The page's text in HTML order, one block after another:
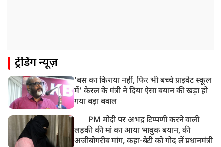
ट्रेंडिंग न्यूज़
'बस का किराया नहीं, फिर भी बच्चे प्राइवेट स्कूल
में' केरल के मंत्री ने दिया ऐसा बयान की खड़ा हो
गया बड़ा बवाल
PM मोदी पर अभद्र टिप्पणी करने वाली
लड़की की मां का आया भावुक बयान, की
अजीबोगरीब मांग, कहा-बेटी को गोद लें प्रधानमंत्री